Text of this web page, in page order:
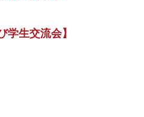
学生交流会】